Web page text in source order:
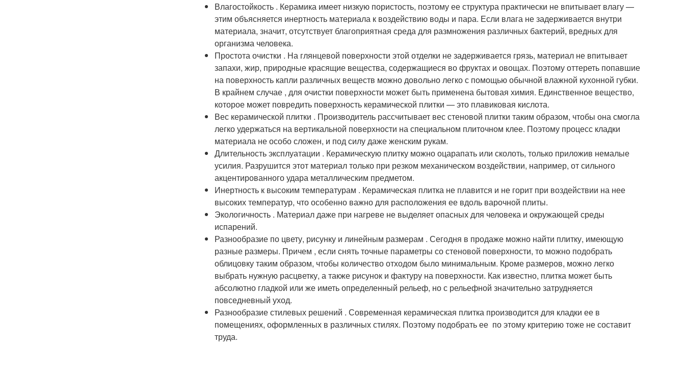
Влагостойкость . Керамика имеет низкую пористость, поэтому ее структура практически не впитывает влагу —
этим объясняется инертность материала к воздействию воды и пара. Если влага не задерживается внутри
материала, значит, отсутствует благоприятная среда для размножения различных бактерий, вредных для
организма человека.
Простота очистки . На глянцевой поверхности этой отделки не задерживается грязь, материал не впитывает
запахи, жир, природные красящие вещества, содержащиеся во фруктах и овощах. Поэтому оттереть попавшие
на поверхность капли различных веществ можно довольно легко с помощью обычной влажной кухонной губки.
В крайнем случае , для очистки поверхности может быть применена бытовая химия. Единственное вещество,
которое может повредить поверхность керамической плитки — это плавиковая кислота.
Вес керамической плитки . Производитель рассчитывает вес стеновой плитки таким образом, чтобы она смогла
легко удержаться на вертикальной поверхности на специальном плиточном клее. Поэтому процесс кладки
материала не особо сложен, и под силу даже женским рукам.
Длительность эксплуатации . Керамическую плитку можно оцарапать или сколоть, только приложив немалые
усилия. Разрушится этот материал только при резком механическом воздействии, например, от сильного
акцентированного удара металлическим предметом.
Инертность к высоким температурам . Керамическая плитка не плавится и не горит при воздействии на нее
высоких температур, что особенно важно для расположения ее вдоль варочной плиты.
Экологичность . Материал даже при нагреве не выделяет опасных для человека и окружающей среды
испарений.
Разнообразие по цвету, рисунку и линейным размерам . Сегодня в продаже можно найти плитку, имеющую
разные размеры. Причем , если снять точные параметры со стеновой поверхности, то можно подобрать
облицовку таким образом, чтобы количество отходом было минимальным. Кроме размеров, можно легко
выбрать нужную расцветку, а также рисунок и фактуру на поверхности. Как известно, плитка может быть
абсолютно гладкой или же иметь определенный рельеф, но с рельефной значительно затрудняется
повседневный уход.
Разнообразие стилевых решений . Современная керамическая плитка производится для кладки ее в
помещениях, оформленных в различных стилях. Поэтому подобрать ее по этому критерию тоже не составит
труда.